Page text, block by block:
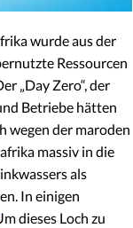
wurde aus der
Ressourcen
„Day Zero“, der
Betriebe hätten
wegen der maroden
massiv in die
als
In einigen
dieses Loch zu